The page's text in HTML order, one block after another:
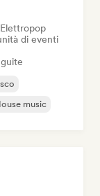
Elettropop
di eventi
music